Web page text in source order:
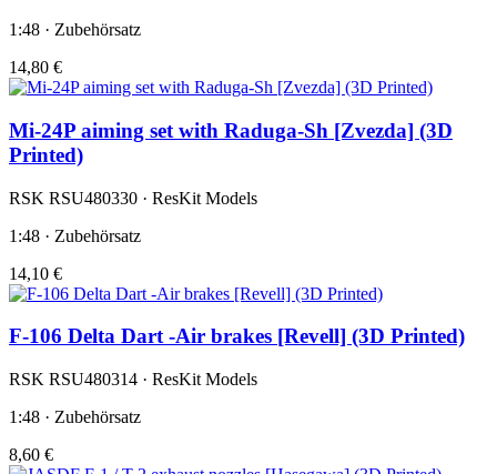
1:48 · Zubehörsatz
14,80 €
Mi-24P aiming set with Raduga-Sh [Zvezda] (3D
Printed)
RSK RSU480330 · ResKit Models
1:48 · Zubehörsatz
14,10 €
F-106 Delta Dart -Air brakes [Revell] (3D Printed)
RSK RSU480314 · ResKit Models
1:48 · Zubehörsatz
8,60 €